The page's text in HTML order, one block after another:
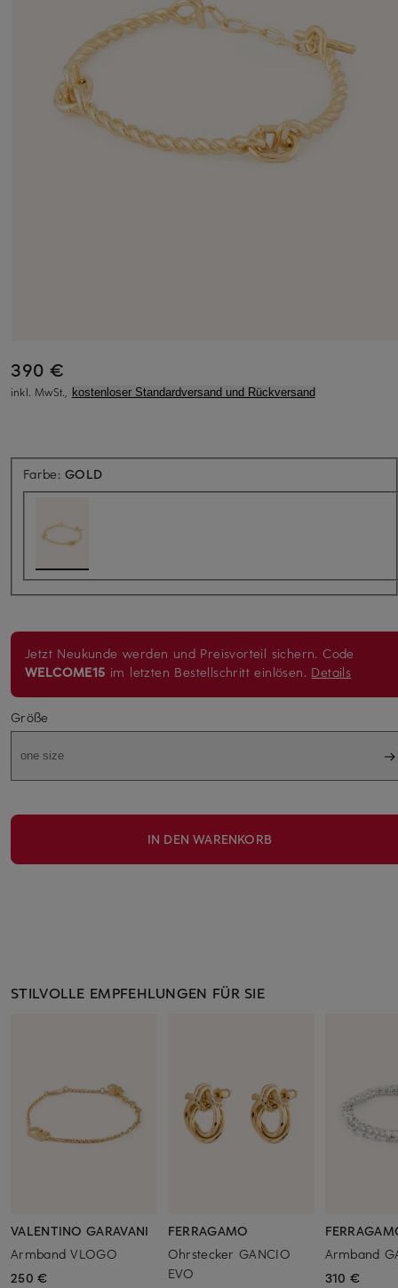
390 €
inkl. MwSt., kostenloser Standardversand und Rückversand
Farbe:GOLD
Jetzt Neukunde werden und Preisvorteil sichern. Code
WELCOME15 im letzten Bestellschritt einlösen. Details
Größe
one size
IN DEN WARENKORB
STILVOLLE EMPFEHLUNGEN FÜR SIE
VALENTINO GARAVANI
Armband VLOGO
250 €
FERRAGAMO
Ohrstecker GANCIO
EVO
Armband
310 €